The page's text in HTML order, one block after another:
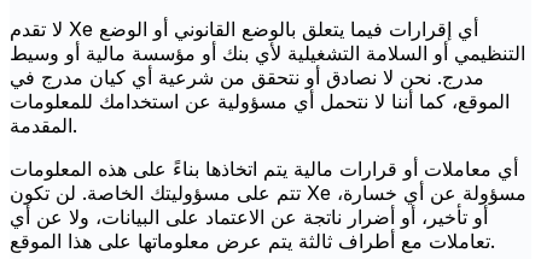
لا تقدم Xe أي إقرارات فيما يتعلق بالوضع القانوني أو الوضع
التنظيمي أو السلامة التشغيلية لأي بنك أو مؤسسة مالية أو وسيط
مدرج. نحن لا نصادق أو نتحقق من شرعية أي كيان مدرج في
الموقع، كما أننا لا نتحمل أي مسؤولية عن استخدامك للمعلومات
المقدمة.
أي معاملات أو قرارات مالية يتم اتخاذها بناءً على هذه المعلومات
تتم على مسؤوليتك الخاصة. لن تكون Xe مسؤولة عن أي خسارة،
أو تأخير، أو أضرار ناتجة عن الاعتماد على البيانات، ولا عن أي
تعاملات مع أطراف ثالثة يتم عرض معلوماتها على هذا الموقع.